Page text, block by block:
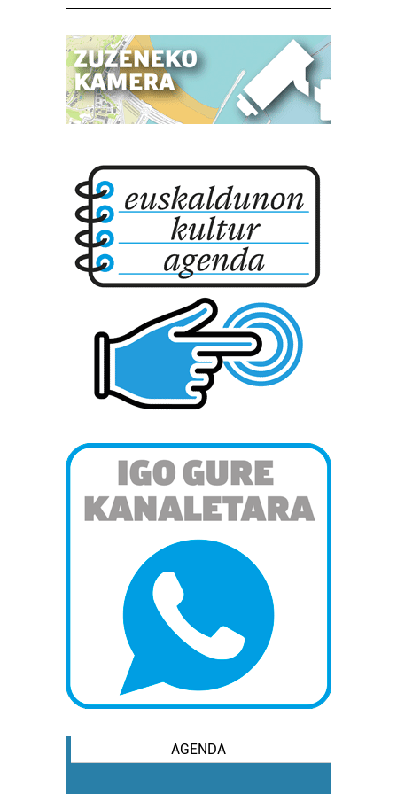
bazkideen zerrenda, beren ustez zein helburutarako
duten interes legitimoa eta horren aurka nola egin
dezakezun ikusteko.
Lortu zure datu pertsonalak prozesatzeko moduari
buruzko informazio gehiago eta ezarri zure lehentasunak
zure baimena Cookieen adierazpenean.
Webgune honek cookie propioak eta hirugarrenen cookie-
fitxategiak erabiltzen ditu. Zure esperientzia eta
zerbitzuak hobetzeko asmoz, cookie teknologiaz
baliatzen gara. Ohar hau onartuz gero, teknologia hori
erabiltzeko baimen esplizitua ematen diguzu.Gehiago
AGENDA